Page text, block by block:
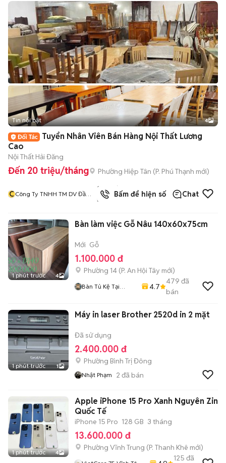
Tin nổi bật 4
Tuyển Nhân Viên Bán Hàng Nội Thất Lương
Cao
Nội Thất Hải Đăng
Đến 20 triệu/tháng Phường Hiệp Tân (P. Phú Thạnh mới)
CCông Ty TNHH TM DV Đầu
1244
đã
bán
Bấm để hiện số Chat
1 phút trước 4
Bàn làm việc Gỗ Nâu 140x60x75cm
Mới Gỗ
1.100.000 đ
Phường 14 (P. An Hội Tây mới)
Bàn Tủ Kệ Tại
4.7
479 đã
bán
1 phút trước 1
Máy in laser Brother 2520d in 2 mặt
Đã sử dụng
2.400.000 đ
Phường Bình Trị Đông
Nhật Phạm 2 đã bán
1 phút trước 4
Apple iPhone 15 Pro Xanh Nguyên Zin
Quốc Tế
iPhone 15 Pro 128 GB 3 tháng
13.600.000 đ
Phường Vĩnh Trung (P. Thanh Khê mới)
125 đã